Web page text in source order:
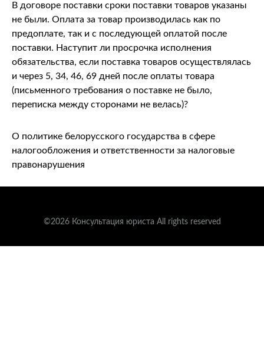
В договоре поставки сроки поставки товаров указаны
не были. Оплата за товар производилась как по
предоплате, так и с последующей оплатой после
поставки. Наступит ли просрочка исполнения
обязательства, если поставка товаров осуществлялась
и через 5, 34, 46, 69 дней после оплаты товара
(письменного требования о поставке не было,
переписка между сторонами не велась)?
О политике белорусского государства в сфере
налогообложения и ответственности за налоговые
правонарушения
©2026 Консультация юриста All rights reserved